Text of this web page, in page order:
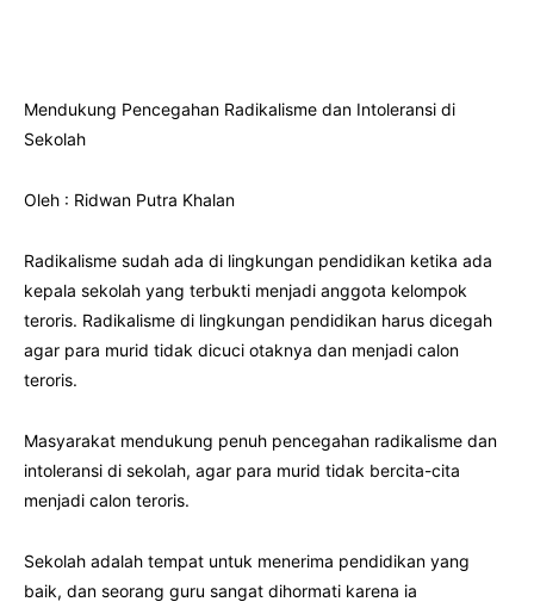
Mendukung Pencegahan Radikalisme dan Intoleransi di
Sekolah
Oleh : Ridwan Putra Khalan
Radikalisme sudah ada di lingkungan pendidikan ketika ada
kepala sekolah yang terbukti menjadi anggota kelompok
teroris. Radikalisme di lingkungan pendidikan harus dicegah
agar para murid tidak dicuci otaknya dan menjadi calon
teroris.
Masyarakat mendukung penuh pencegahan radikalisme dan
intoleransi di sekolah, agar para murid tidak bercita-cita
menjadi calon teroris.
Sekolah adalah tempat untuk menerima pendidikan yang
baik, dan seorang guru sangat dihormati karena ia